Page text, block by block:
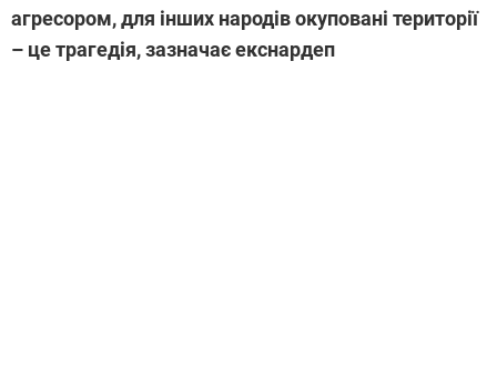
агресором, для інших народів окуповані території
– це трагедія, зазначає екснардеп